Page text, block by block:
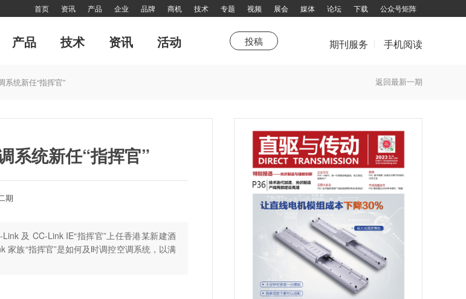
首页 资讯 产品 企业 品牌 商机 技术 专题 视频 展会 媒体 论坛 下载 公众号矩阵
高端视野
业联盟
产品 技术 资讯 活动 投稿 期刊服务
拨打电话咨询：13751143319 余女士
邮箱：chuandong@chuandong.cn
手机阅读
统新任“指挥官” 返回最新一期
系统新任“指挥官”
期
及 CC-Link IE“指挥官”上任香港某新建酒
家族“指挥官”是如何及时调控空调系统，以满